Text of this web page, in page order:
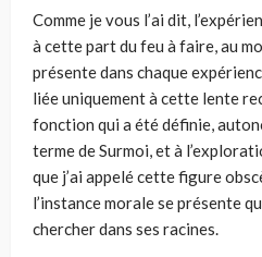
Comme je vous l’ai dit,
à cette part du feu à faire, au
présente dans chaque
liée uniquement à cette lente
fonction qui a été définie,
terme de Surmoi, et à
que j’ai appelé cette figure
l’instance morale se présente
chercher dans ses racines.